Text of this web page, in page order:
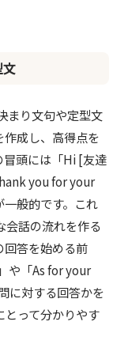
まり文句や定型文
成し、高得点を
冒頭には「Hi [友達
you for your
般的です。これ
会話の流れを作る
回答を始める前
や「As for your
に対する回答かを
とって分かりやす